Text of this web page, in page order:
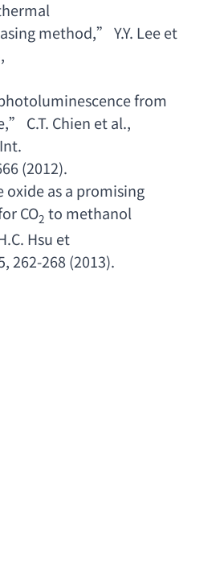
method,” Y.Y. Lee et
,
from
,” C.T. Chien et al
.
(2012).
oxide as a promising
CO2 to methanol
Hsu et
262-268 (2013).